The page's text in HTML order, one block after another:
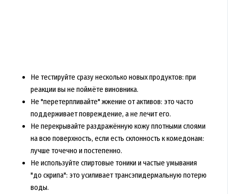
Не тестируйте сразу несколько новых продуктов: при
реакции вы не поймёте виновника.
Не "перетерпливайте" жжение от активов: это часто
поддерживает повреждение, а не лечит его.
Не перекрывайте раздражённую кожу плотными слоями
на всю поверхность, если есть склонность к комедонам:
лучше точечно и постепенно.
Не используйте спиртовые тоники и частые умывания
"до скрипа": это усиливает трансэпидермальную потерю
воды.